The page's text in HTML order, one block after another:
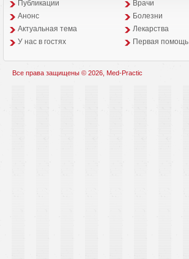
Публикации Врачи
Анонс
Болезни
Aктуальная тема
Лекарства
У нас в гостях
Первая помощь
Все права защищены © 2026, Med-Practic